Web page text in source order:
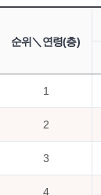
순위＼연령(층)
1
2
3
4